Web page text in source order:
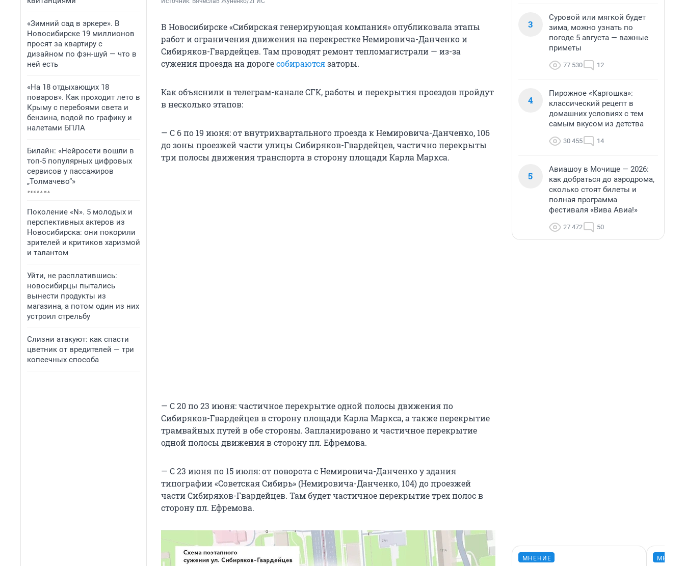
«Зимний сад в эркере». В
Новосибирске 19 миллионов
просят за квартиру с
дизайном по фэн-шуй — что в
ней есть
«На 18 отдыхающих 18
поваров». Как проходит лето в
Крыму с перебоями света и
бензина, водой по графику и
налетами БПЛА
Билайн: «Нейросети вошли в
топ-5 популярных цифровых
сервисов у пассажиров
„Толмачево“»
Поколение «N». 5 молодых и
перспективных актеров из
Новосибирска: они покорили
зрителей и критиков харизмой
и талантом
Уйти, не расплатившись:
новосибирцы пытались
вынести продукты из
магазина, а потом один из них
устроил стрельбу
Слизни атакуют: как спасти
цветник от вредителей — три
копеечных способа
В Новосибирске «Сибирская генерирующая компания» опубликовала этапы
работ и ограничения движения на перекрестке Немировича-Данченко и
Сибиряков-Гвардейцев. Там проводят ремонт тепломагистрали — из-за
сужения проезда на дорогесобираютсязаторы.
Как объяснили в телеграм-канале СГК, работы и перекрытия проездов пройдут
в несколько этапов:
— С 6 по 19 июня: от внутриквартального проезда к Немировича-Данченко, 106
до зоны проезжей части улицы Сибиряков-Гвардейцев, частично перекрыты
три полосы движения транспорта в сторону площади Карла Маркса.
— С 20 по 23 июня: частичное перекрытие одной полосы движения по
Сибиряков-Гвардейцев в сторону площади Карла Маркса, а также перекрытие
трамвайных путей в обе стороны. Запланировано и частичное перекрытие
одной полосы движения в сторону пл. Ефремова.
— С 23 июня по 15 июля: от поворота с Немировича-Данченко у здания
типографии «Советская Сибирь» (Немировича-Данченко, 104) до проезжей
части Сибиряков-Гвардейцев. Там будет частичное перекрытие трех полос в
сторону пл. Ефремова.
3
Суровой или мягкой будет
зима, можно узнать по
погоде 5 августа — важные
приметы
77 530 12
4
Пирожное «Картошка»:
классический рецепт в
домашних условиях с тем
самым вкусом из детства
30 455 14
5
Авиашоу в Мочище — 2026:
как добраться до аэродрома,
сколько стоят билеты и
полная программа
фестиваля «Вива Авиа!»
27 472 50
МНЕНИЕ